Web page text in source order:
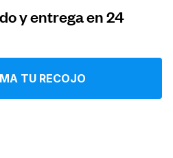
y entrega en 24
TU RECOJO